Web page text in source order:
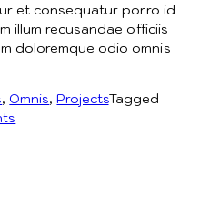
et consequatur porro id
illum recusandae officiis
doloremque odio omnis
, Omnis,ProjectsTagged